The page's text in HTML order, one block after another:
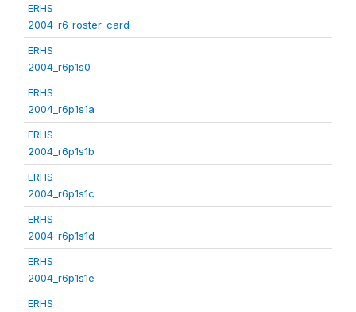
ERHS
2004_r6_roster_card
ERHS
2004_r6p1s0
ERHS
2004_r6p1s1a
ERHS
2004_r6p1s1b
ERHS
2004_r6p1s1c
ERHS
2004_r6p1s1d
ERHS
2004_r6p1s1e
ERHS